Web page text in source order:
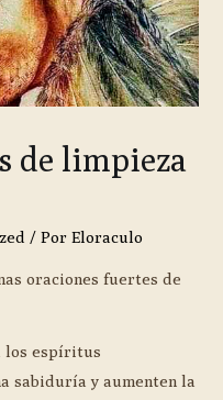
de limpieza
/ PorEloraculo
oraciones fuertes de
los espíritus
sabiduría y aumenten la